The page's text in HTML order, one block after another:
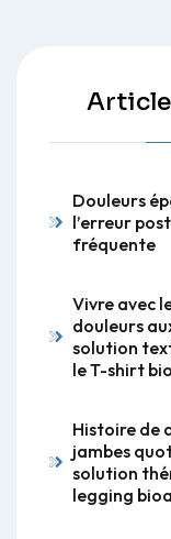
Douleurs
l’erreur
fréquente
Vivre avec
douleurs
solution
le T-shirt
Histoire de
jambes
solution
legging